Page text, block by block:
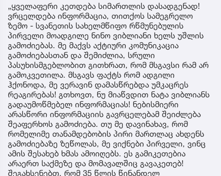
„ყველაფერი კეთდება სიმართლის დასადგენად!
ვრცელდება ინფორმაცია, თითქოს სამეგრელო
ზემო - სვანეთის სახელმწიფო რწმუნებულის
პირველი მოადგილე ნინო ვიბლიანი ხელს უშლის
გამოძიებას. მე მაქვს აქტიური კომუნიკაცია
გამოძიებასთან და შემიძლია, სრული
პასუხისმგებლობით გითხრათ, რომ მსგავსი რამ არ
გამოკვეთილა. მსგავს ფაქტს რომ ადგილი
ჰქონოდა, მე ვერავინ დამასწრებდა უმკაცრეს
რეაგირებას! გთხოვთ, ნუ მიაწვდით ნატა ვიბლიანს
გადაუმოწმებელ ინფორმაციას! ნებისმიერი
არასწორი ინფორმაციის გავრცელებამ შეიძლება
შეაფერხოს გამოძიება. თუ მე დავინახავ, რომ
რომელიმე თანამდებობის პირი მართლაც ახდენს
გამოძიებაზე ზეწოლას, მე ვიქნები პირველი, ვინც
ამის შესახებ ხმას ამოიღებს. ეს გამიკეთებია
არაერთ საქმეზე და მომავალშიც გავაკეთებ!
შეგახსენებთ, რომ 35 წლის წინანდელ